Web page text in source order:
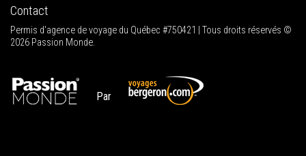
Contact
Permis d'agence de voyage du Québec #750421 | Tous droits réservés ©
2026 Passion Monde.
Par